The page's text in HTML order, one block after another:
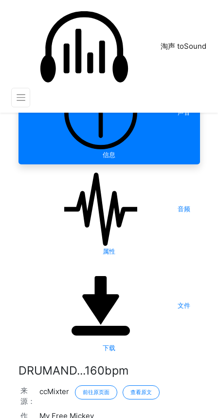
淘声 toSound
声音
信息
音频
属性
文件
下载
DRUMAND...160bpm
来
源：
ccMixter 前往原页面 查看原文
作
My Free Mickey